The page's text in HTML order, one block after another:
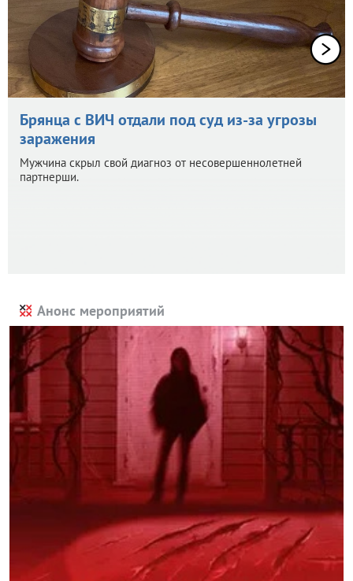
Брянца с ВИЧ отдали под суд из-за угрозы
заражения
Мужчина скрыл свой диагноз от несовершеннолетней
партнерши.
Анонс мероприятий